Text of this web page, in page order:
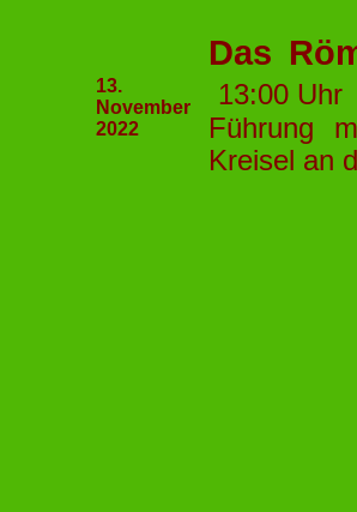
13.
November
2022
Das
13:00
Führung
Kreisel an